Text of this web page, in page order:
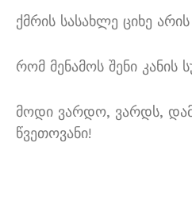
ქმრის სასახლე ციხე
რომ მენამოს შენი კანის
მოდი ვარდო, ვარდს,
წვეთოვანი!